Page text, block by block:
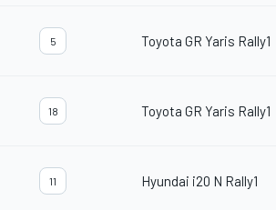
5 Toyota GR Yaris Rally1
18 Toyota GR Yaris Rally1
11 Hyundai i20 N Rally1